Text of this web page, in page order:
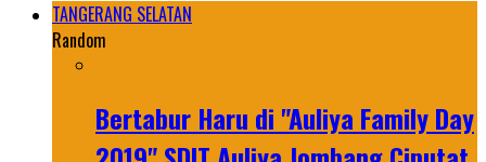
TANGERANG SELATAN
Random
Bertabur Haru di "Auliya Family Day